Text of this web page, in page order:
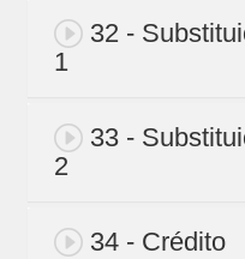
32 -
1
33 -
2
34 - Crédito